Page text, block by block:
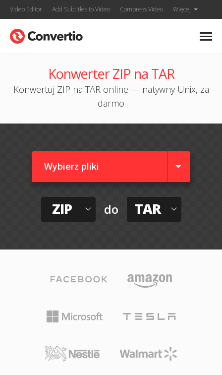
Video Editor Add Subtitles to Video Compress Video Więcej
Konwerter ZIP na TAR
Konwertuj ZIP na TAR online — natywny Unix, za
darmo
Wybierz pliki
ZIP do TAR